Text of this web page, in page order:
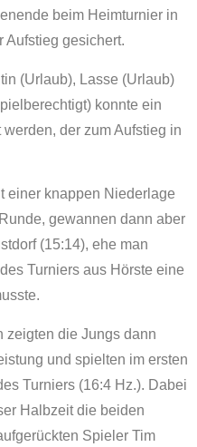
beim Heimturnier in
Aufstieg gesichert.
(Urlaub), Lasse (Urlaub)
konnte ein
der zum Aufstieg in
einer knappen Niederlage
gewannen dann aber
(15:14), ehe man
Turniers aus Hörste eine
zeigten die Jungs dann
und spielten im ersten
Turniers (16:4 Hz.). Dabei
Halbzeit die beiden
Spieler Tim